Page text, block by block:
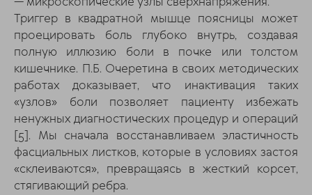
Триггер в квадратной мышце поясницы может
проецировать боль глубоко внутрь, создавая
полную иллюзию боли в почке или толстом
кишечнике. П.Б. Очеретина в своих методических
работах доказывает, что инактивация таких
«узлов» боли позволяет пациенту избежать
ненужных диагностических процедур и операций
[5]. Мы сначала восстанавливаем эластичность
фасциальных листков, которые в условиях застоя
«склеиваются», превращаясь в жесткий корсет,
стягивающий ребра.